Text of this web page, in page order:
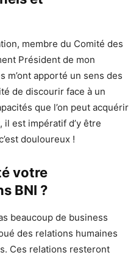
membre du Comité des
Président de mon
m’ont apporté un sens des
de discourir face à un
que l’on peut acquérir
est impératif d’y être
douloureux !
votre
BNI ?
beaucoup de business
des relations humaines
Ces relations resteront